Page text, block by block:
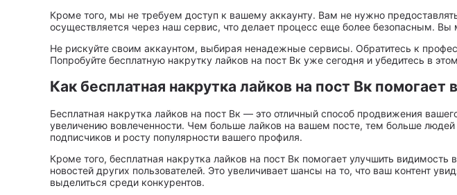
Кроме того, мы не требуем доступ к вашему аккаунту. Вам не нужно
осуществляется через наш сервис, что делает процесс еще более безопасным.
Не рискуйте своим аккаунтом, выбирая ненадежные сервисы. Обратитесь к
Попробуйте бесплатную накрутку лайков на пост Вк уже сегодня и убедитесь в
Как бесплатная накрутка лайков на пост Вк помогает
Бесплатная накрутка лайков на пост Вк — это отличный способ продвижения
увеличению вовлеченности. Чем больше лайков на вашем посте, тем больше
подписчиков и росту популярности вашего профиля.
Кроме того, бесплатная накрутка лайков на пост Вк помогает улучшить
новостей других пользователей. Это увеличивает шансы на то, что ваш контент
выделиться среди конкурентов.